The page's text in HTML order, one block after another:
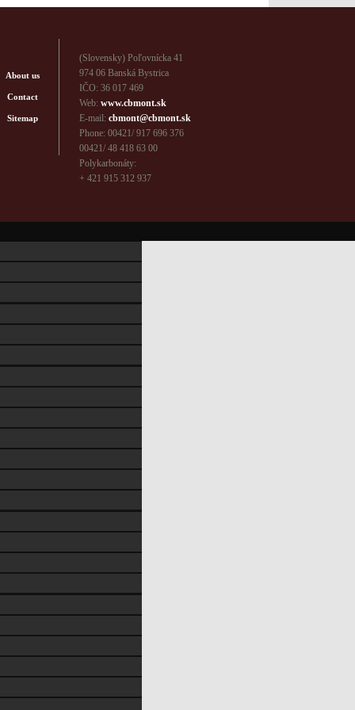
About us
Contact
Sitemap
(Slovensky) Poľovnícka 41
974 06 Banská Bystrica
IČO: 36 017 469
Web: www.cbmont.sk
E-mail: cbmont@cbmont.sk
Phone: 00421/ 917 696 376
00421/ 48 418 63 00
Polykarbonáty:
+ 421 915 312 937